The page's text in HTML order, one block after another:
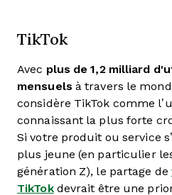
TikTok
Avec plus de 1,2 milliard
mensuels à travers le
considère TikTok comme
connaissant la plus forte
Si votre produit ou service
plus jeune (en particulier
génération Z), le partage de
TikTokdevrait être une